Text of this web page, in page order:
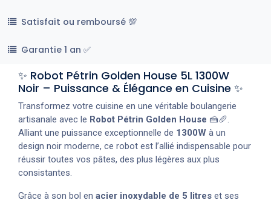
Satisfait ou remboursé 💯
Garantie 1 an ✅
✨ Robot Pétrin Golden House 5L 1300W
Noir – Puissance & Élégance en Cuisine ✨
Transformez votre cuisine en une véritable boulangerie
artisanale avec le Robot Pétrin Golden House 🍰🥖.
Alliant une puissance exceptionnelle de 1300W à un
design noir moderne, ce robot est l’allié indispensable pour
réussir toutes vos pâtes, des plus légères aux plus
consistantes.
Grâce à son bol en acier inoxydable de 5 litres et ses